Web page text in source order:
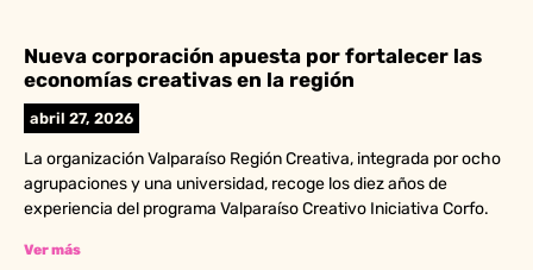
Nueva corporación apuesta por fortalecer las
economías creativas en la región
abril 27, 2026
La organización Valparaíso Región Creativa, integrada por ocho
agrupaciones y una universidad, recoge los diez años de
experiencia del programa Valparaíso Creativo Iniciativa Corfo.
Ver más